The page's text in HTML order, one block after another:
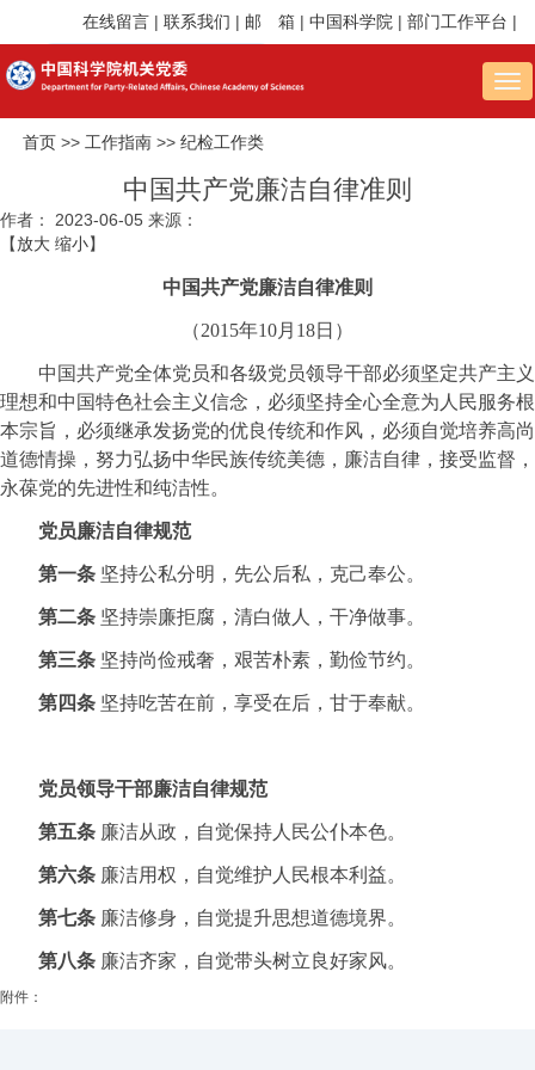
在线留言 | 联系我们 | 邮 箱 | 中国科学院 | 部门工作平台 |
首页 >> 工作指南 >> 纪检工作类
中国共产党廉洁自律准则
作者： 2023-06-05 来源：
【放大 缩小】
中国共产党廉洁自律准则
（2015年10月18日）
中国共产党全体党员和各级党员领导干部必须坚定共产主义
理想和中国特色社会主义信念，必须坚持全心全意为人民服务根
本宗旨，必须继承发扬党的优良传统和作风，必须自觉培养高尚
道德情操，努力弘扬中华民族传统美德，廉洁自律，接受监督，
永葆党的先进性和纯洁性。
党员廉洁自律规范
第一条 坚持公私分明，先公后私，克己奉公。
第二条 坚持崇廉拒腐，清白做人，干净做事。
第三条 坚持尚俭戒奢，艰苦朴素，勤俭节约。
第四条 坚持吃苦在前，享受在后，甘于奉献。
党员领导干部廉洁自律规范
第五条 廉洁从政，自觉保持人民公仆本色。
第六条 廉洁用权，自觉维护人民根本利益。
第七条 廉洁修身，自觉提升思想道德境界。
第八条 廉洁齐家，自觉带头树立良好家风。
附件：